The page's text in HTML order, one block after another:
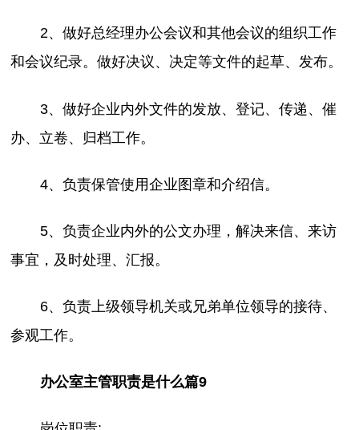
2、做好总经理办公会议和其他会议的组织工作
和会议纪录。做好决议、决定等文件的起草、发布。
3、做好企业内外文件的发放、登记、传递、催
办、立卷、归档工作。
4、负责保管使用企业图章和介绍信。
5、负责企业内外的公文办理，解决来信、来访
事宜，及时处理、汇报。
6、负责上级领导机关或兄弟单位领导的接待、
参观工作。
办公室主管职责是什么篇9